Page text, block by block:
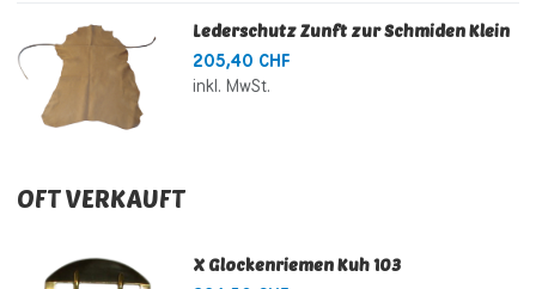
Lederschutz Zunft zur Schmiden Klein
205,40 CHF
inkl. MwSt.
OFT VERKAUFT
X Glockenriemen Kuh 103